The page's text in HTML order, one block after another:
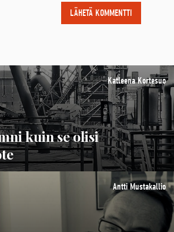
Katleena Kortesuo
kuin se olisi
Antti Mustakallio